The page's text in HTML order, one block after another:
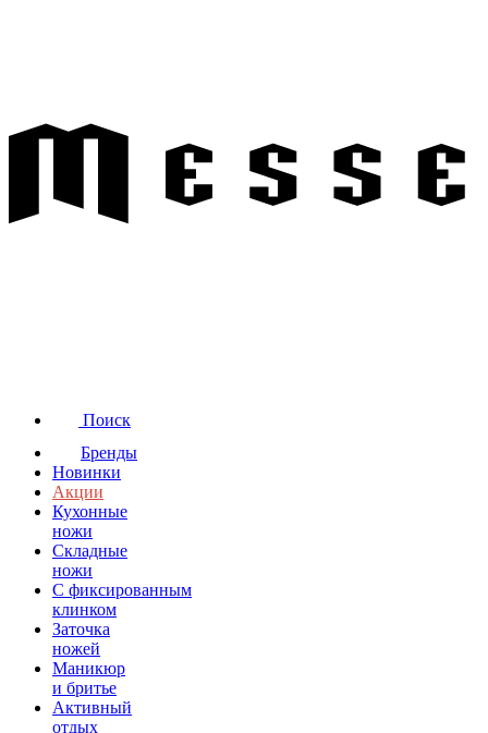
Поиск
Бренды
Новинки
Акции
Кухонные
ножи
Складные
ножи
C фиксированным
клинком
Заточка
ножей
Маникюр
и бритье
Активный
отдых